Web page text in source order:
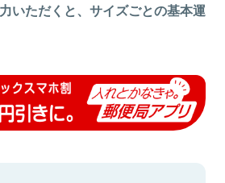
いただくと、サイズごとの基本運